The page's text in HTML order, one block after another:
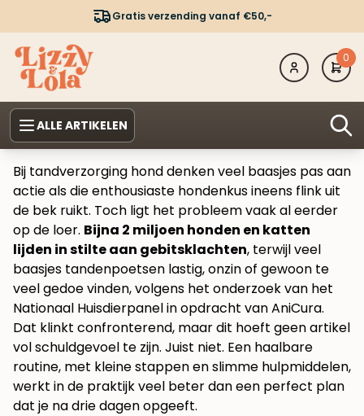
Gratis verzending vanaf €50,-
0
ALLE ARTIKELEN
Bij tandverzorging hond denken veel baasjes pas aan
actie als die enthousiaste hondenkus ineens flink uit
de bek ruikt. Toch ligt het probleem vaak al eerder
op de loer. Bijna 2 miljoen honden en katten
lijden in stilte aan gebitsklachten, terwijl veel
baasjes tandenpoetsen lastig, onzin of gewoon te
veel gedoe vinden, volgens het onderzoek van het
Nationaal Huisdierpanel in opdracht van AniCura.
Dat klinkt confronterend, maar dit hoeft geen artikel
vol schuldgevoel te zijn. Juist niet. Een haalbare
routine, met kleine stappen en slimme hulpmiddelen,
werkt in de praktijk veel beter dan een perfect plan
dat je na drie dagen opgeeft.